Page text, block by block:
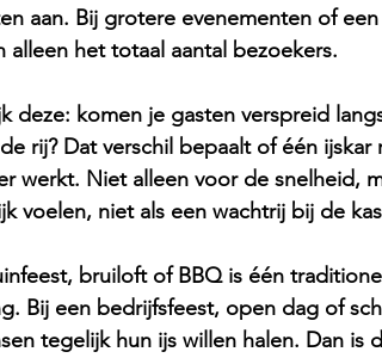
aan. Bij grotere evenementen of
alleen het totaal aantal bezoekers.
deze: komen je gasten verspreid
rij? Dat verschil bepaalt of één
werkt. Niet alleen voor de snelheid,
voelen, niet als een wachtrij bij de
bruiloft of BBQ is één
Bij een bedrijfsfeest, open dag of
tegelijk hun ijs willen halen. Dan is